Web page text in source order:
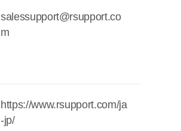
salessupport@rsupport.co
m
https://www.rsupport.com/ja
-jp/